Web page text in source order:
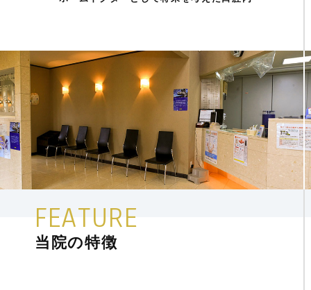
FEATURE
当院の特徴